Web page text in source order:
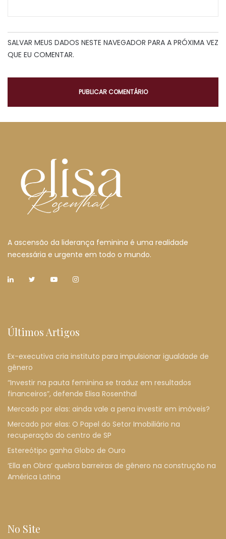
SALVAR MEUS DADOS NESTE NAVEGADOR PARA A PRÓXIMA VEZ
QUE EU COMENTAR.
A ascensão da liderança feminina é uma realidade
necessária e urgente em todo o mundo.
Últimos Artigos
Ex-executiva cria instituto para impulsionar igualdade de
gênero
“Investir na pauta feminina se traduz em resultados
financeiros”, defende Elisa Rosenthal
Mercado por elas: ainda vale a pena investir em imóveis?
Mercado por elas: O Papel do Setor Imobiliário na
recuperação do centro de SP
Estereótipo ganha Globo de Ouro
‘Ella en Obra’ quebra barreiras de gênero na construção na
América Latina
No Site